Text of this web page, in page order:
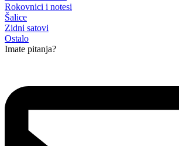
Rokovnici i notesi
Šalice
Zidni satovi
Ostalo
Imate pitanja?